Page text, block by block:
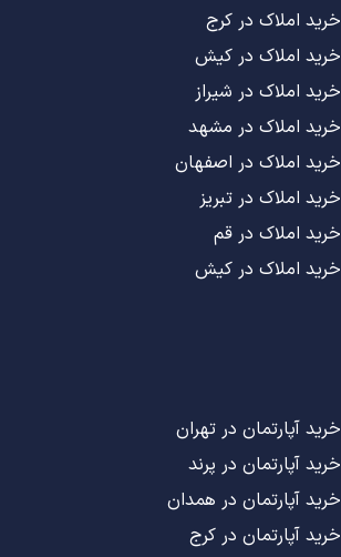
خرید املاک در کرج
خرید املاک در کیش
خرید املاک در شیراز
خرید املاک در مشهد
خرید املاک در اصفهان
خرید املاک در تبریز
خرید املاک در قم
خرید املاک در کیش
خرید آپارتمان در تهران
خرید آپارتمان در پرند
خرید آپارتمان در همدان
خرید آپارتمان در کرج